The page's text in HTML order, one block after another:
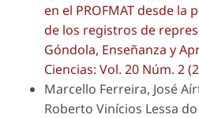
en el PROFMAT desde la
de los registros de
Góndola, Enseñanza y
Ciencias: Vol. 20 Núm. 2
Marcello Ferreira, José
Roberto Vinícios Lessa